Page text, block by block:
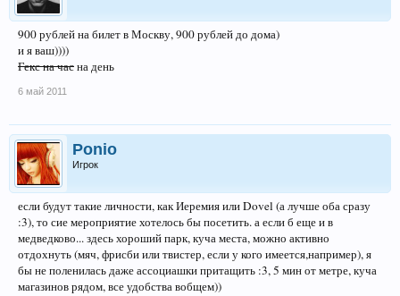
900 рублей на билет в Москву, 900 рублей до дома)
и я ваш))))
Гекс на часна день
6 май 2011
Ponio
Игрок
если будут такие личности, как Иеремия или Dovel (а лучше оба сразу
:3), то сие мероприятие хотелось бы посетить. а если б еще и в
медведково... здесь хороший парк, куча места, можно активно
отдохнуть (мяч, фрисби или твистер, если у кого имеется,например), я
бы не поленилась даже ассоциашки притащить :3, 5 мин от метре, куча
магазинов рядом, все удобства вобщем))